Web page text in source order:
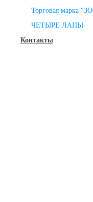
Торговая марка
ЧЕТЫРЕ ЛАПЫ
Контакты